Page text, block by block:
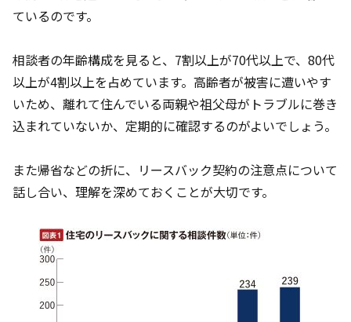
ているのです。
相談者の年齢構成を見ると、7割以上が70代以上で、80代
以上が4割以上を占めています。高齢者が被害に遭いやす
いため、離れて住んでいる両親や祖父母がトラブルに巻き
込まれていないか、定期的に確認するのがよいでしょう。
また帰省などの折に、リースバック契約の注意点について
話し合い、理解を深めておくことが大切です。